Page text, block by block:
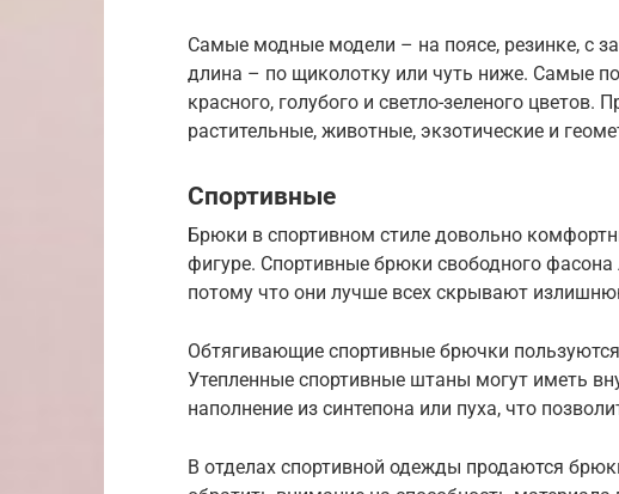
Самые модные модели – на поясе, резинке, с
длина – по щиколотку или чуть ниже. Самые
красного, голубого и светло-зеленого
растительные, животные, экзотические и
Спортивные
Брюки в спортивном стиле довольно
фигуре. Спортивные брюки свободного
потому что они лучше всех скрывают
Обтягивающие спортивные брючки
Утепленные спортивные штаны могут иметь
наполнение из синтепона или пуха, что
В отделах спортивной одежды продаются